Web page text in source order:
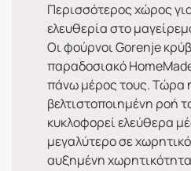
Περισσότερος χώρος
ελευθερία στο
Οι φούρνοι Gorenje
παραδοσιακό
πάνω μέρος τους. Τώρα
βελτιστοποιημένη ροή
κυκλοφορεί ελεύθερα
μεγαλύτερο σε
αυξημένη